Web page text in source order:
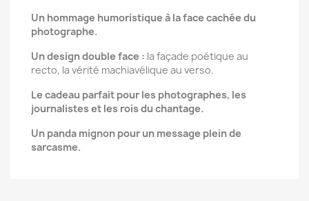
Un hommage humoristique à la face cachée du
photographe.
Un design double face : la façade poétique au
recto, la vérité machiavélique au verso.
Le cadeau parfait pour les photographes, les
journalistes et les rois du chantage.
Un panda mignon pour un message plein de
sarcasme.